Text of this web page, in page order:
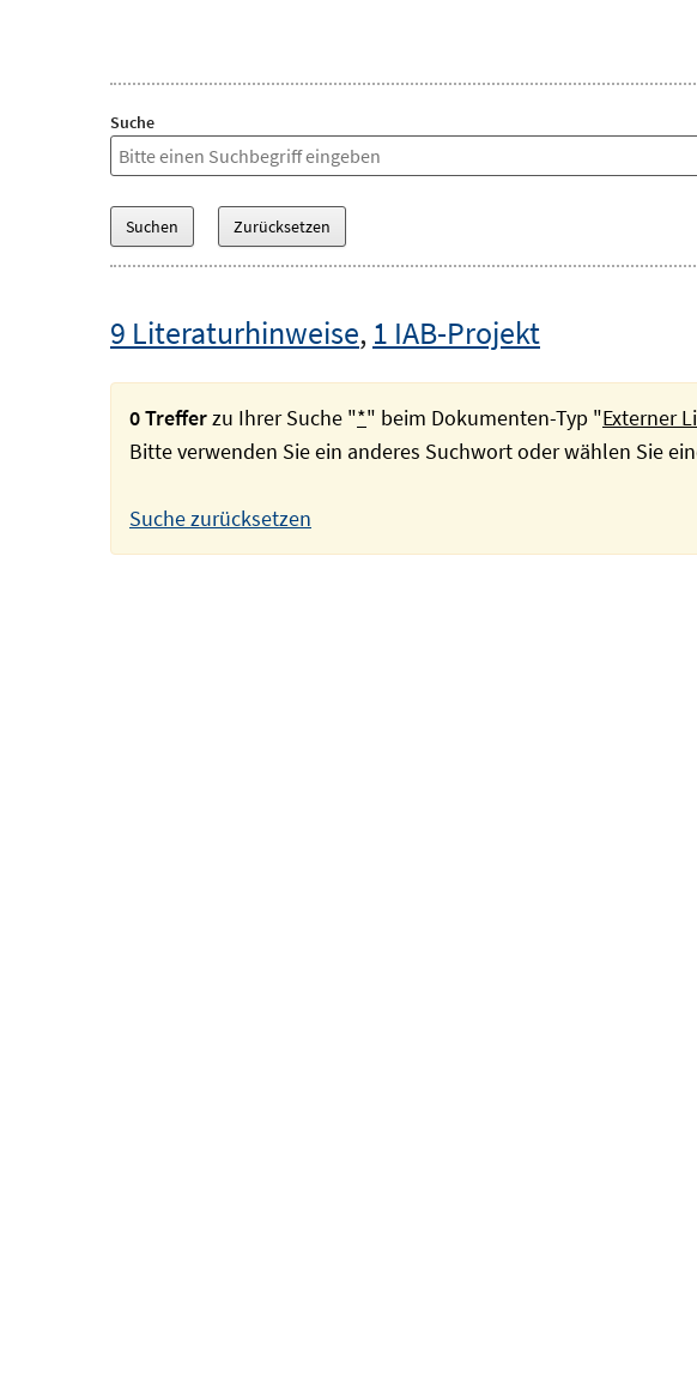
Suche
9 Literaturhinweise, 1 IAB-Projekt
0 Trefferzu Ihrer Suche "*" beim Dokumenten-Typ "Externer
Bitte verwenden Sie ein anderes Suchwort oder wählen Sie
Suche zurücksetzen